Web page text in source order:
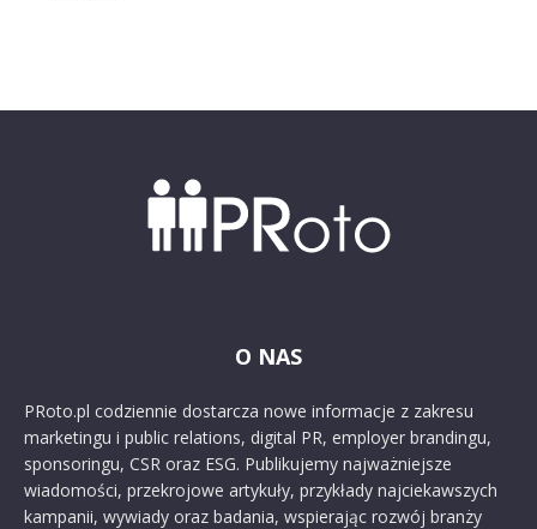
O NAS
PRoto.pl codziennie dostarcza nowe informacje z zakresu
marketingu i public relations, digital PR, employer brandingu,
sponsoringu, CSR oraz ESG. Publikujemy najważniejsze
wiadomości, przekrojowe artykuły, przykłady najciekawszych
kampanii, wywiady oraz badania, wspierając rozwój branży